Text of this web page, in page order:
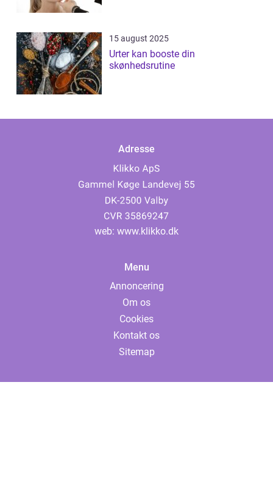
15 august 2025
Urter kan booste din
skønhedsrutine
Adresse
web: www.klikko.dk
Menu
Annoncering
Om os
Cookies
Kontakt os
Sitemap